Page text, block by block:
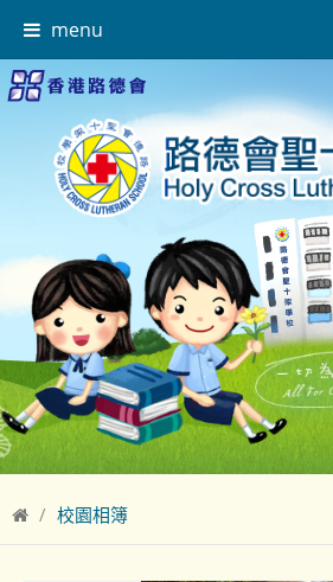
menu
校園相簿